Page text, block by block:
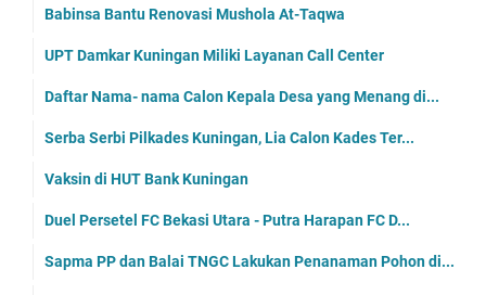
Babinsa Bantu Renovasi Mushola At-Taqwa
UPT Damkar Kuningan Miliki Layanan Call Center
Daftar Nama- nama Calon Kepala Desa yang Menang di...
Serba Serbi Pilkades Kuningan, Lia Calon Kades Ter...
Vaksin di HUT Bank Kuningan
Duel Persetel FC Bekasi Utara - Putra Harapan FC D...
Sapma PP dan Balai TNGC Lakukan Penanaman Pohon di...